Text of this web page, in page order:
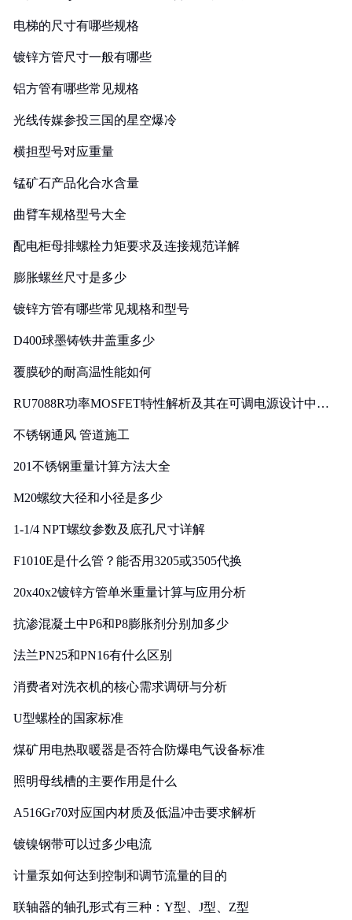
电梯的尺寸有哪些规格
镀锌方管尺寸一般有哪些
铝方管有哪些常见规格
光线传媒参投三国的星空爆冷
横担型号对应重量
锰矿石产品化合水含量
曲臂车规格型号大全
配电柜母排螺栓力矩要求及连接规范详解
膨胀螺丝尺寸是多少
镀锌方管有哪些常见规格和型号
D400球墨铸铁井盖重多少
覆膜砂的耐高温性能如何
RU7088R功率MOSFET特性解析及其在可调电源设计中的
不锈钢通风 管道施工
201不锈钢重量计算方法大全
M20螺纹大径和小径是多少
1-1/4 NPT螺纹参数及底孔尺寸详解
F1010E是什么管？能否用3205或3505代换
20x40x2镀锌方管单米重量计算与应用分析
抗渗混凝土中P6和P8膨胀剂分别加多少
法兰PN25和PN16有什么区别
消费者对洗衣机的核心需求调研与分析
U型螺栓的国家标准
煤矿用电热取暖器是否符合防爆电气设备标准
照明母线槽的主要作用是什么
A516Gr70对应国内材质及低温冲击要求解析
镀镍钢带可以过多少电流
计量泵如何达到控制和调节流量的目的
联轴器的轴孔形式有三种：Y型、J型、Z型